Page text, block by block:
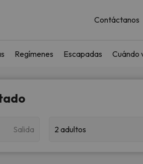
Contáctanos
Regímenes Escapadas Cuándo
Salida 2 adultos